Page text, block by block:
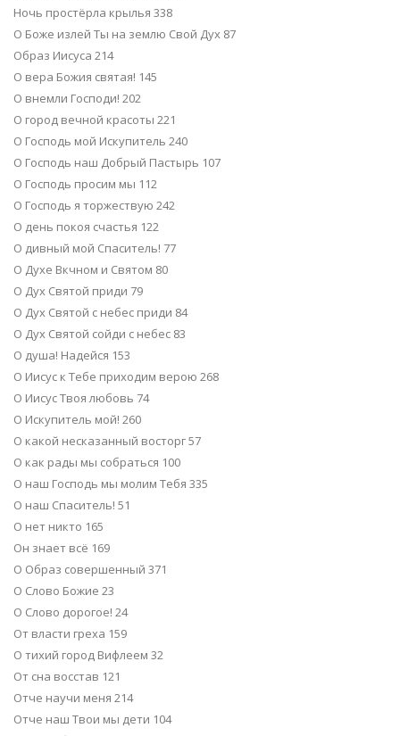
Ночь простёрла крылья 338
О Боже излей Ты на землю Свой Дух 87
Образ Иисуса 214
О вера Божия святая! 145
О внемли Господи! 202
О город вечной красоты 221
О Господь мой Искупитель 240
О Господь наш Добрый Пастырь 107
О Господь просим мы 112
О Господь я торжествую 242
О день покоя счастья 122
О дивный мой Спаситель! 77
О Духе Вкчном и Святом 80
О Дух Святой приди 79
О Дух Святой с небес приди 84
О Дух Святой сойди с небес 83
О душа! Надейся 153
О Иисус к Тебе приходим верою 268
О Иисус Твоя любовь 74
О Искупитель мой! 260
О какой несказанный восторг 57
О как рады мы собраться 100
О наш Господь мы молим Тебя 335
О наш Спаситель! 51
О нет никто 165
Он знает всё 169
О Образ совершенный 371
О Слово Божие 23
О Слово дорогое! 24
От власти греха 159
О тихий город Вифлеем 32
От сна восстав 121
Отче научи меня 214
Отче наш Твои мы дети 104